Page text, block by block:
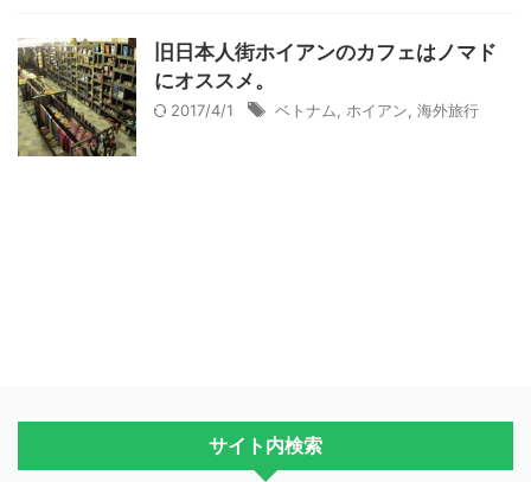
旧日本人街ホイアンのカフェはノマド
にオススメ。
2017/4/1 ベトナム ホイアン 海外旅行
サイト内検索